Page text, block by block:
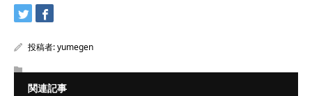
投稿者:yumegen
関連記事